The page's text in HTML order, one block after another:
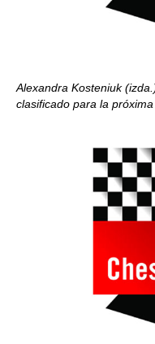
Alexandra Kosteniuk
clasificado para la